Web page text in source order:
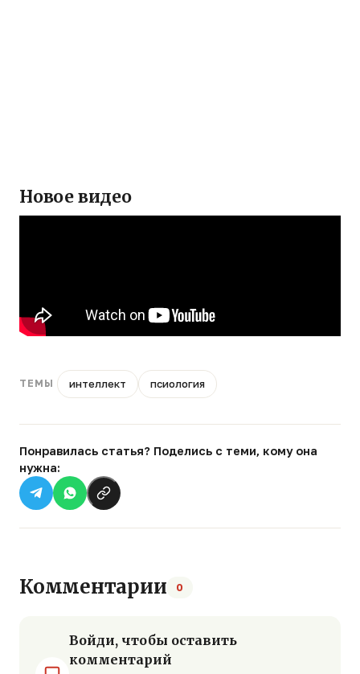
Новое видео
ТЕМЫ интеллект псиология
Понравилась статья? Поделись с теми, кому она
нужна:
Комментарии 0
Войди, чтобы оставить
комментарий